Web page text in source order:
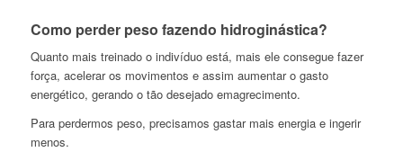
Como perder peso fazendo hidroginástica?
Quanto mais treinado o indivíduo está, mais ele consegue fazer
força, acelerar os movimentos e assim aumentar o gasto
energético, gerando o tão desejado emagrecimento.
Para perdermos peso, precisamos gastar mais energia e ingerir
menos.